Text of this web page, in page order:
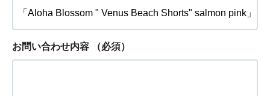
お問い合わせ内容 （必須）